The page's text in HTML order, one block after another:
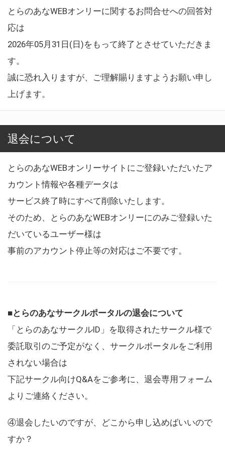
とらのあなWEBオンリーに関するお問合せへの回答対
応は
2026年05月31日(日)をもって終了とさせていただきま
す。
誠に恐れ入りますが、ご理解賜りますようお願い申し
上げます。
退会について
とらのあなWEBオンリーサイトにご登録いただいたア
カウント情報や各種データは
サービス終了時にすべて削除いたします。
そのため、とらのあなWEBオンリーにのみご登録いた
だいているユーザー様は
事前のアカウント停止等の対応はご不要です。
■とらのあなサークルポータルの退会について
「とらのあなサークルID」を取得されたサークル様で
委託取引のご予定がなく、サークルポータルをご利用
されない場合は
下記サークル向けQ&Aをご参考に、退会専用フォーム
よりご連絡ください。
④退会したいのですが、どこから申し込めばいいので
すか？